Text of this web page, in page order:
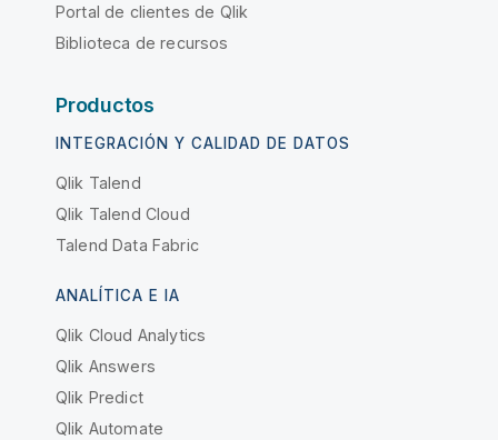
Portal de clientes de Qlik
Biblioteca de recursos
Productos
INTEGRACIÓN Y CALIDAD DE DATOS
Qlik Talend
Qlik Talend Cloud
Talend Data Fabric
ANALÍTICA E IA
Qlik Cloud Analytics
Qlik Answers
Qlik Predict
Qlik Automate